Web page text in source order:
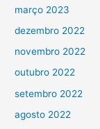
março 2023
dezembro 2022
novembro 2022
outubro 2022
setembro 2022
agosto 2022